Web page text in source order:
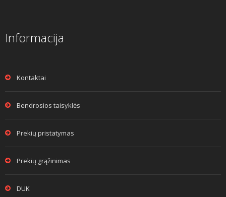
Informacija
Kontaktai
Bendrosios taisyklės
Prekių pristatymas
Prekių grąžinimas
DUK